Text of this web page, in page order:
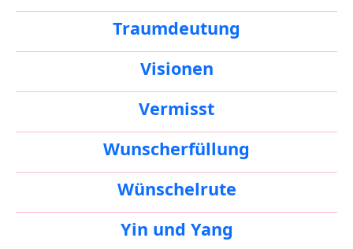
Traumdeutung
Visionen
Vermisst
Wunscherfüllung
Wünschelrute
Yin und Yang